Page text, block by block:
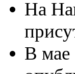
На
В мае